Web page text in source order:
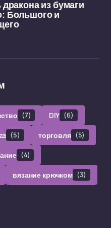
дракона из бумаги
Большого и
(7) DIY (6)
(5) торговля (5)
(4)
вязание крючком (3)